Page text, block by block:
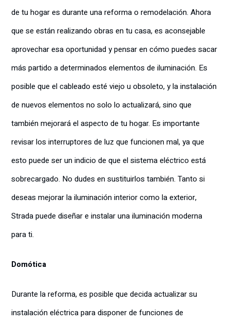
de tu hogar es durante una reforma o remodelación. Ahora
que se están realizando obras en tu casa, es aconsejable
aprovechar esa oportunidad y pensar en cómo puedes sacar
más partido a determinados elementos de iluminación. Es
posible que el cableado esté viejo u obsoleto, y la instalación
de nuevos elementos no solo lo actualizará, sino que
también mejorará el aspecto de tu hogar. Es importante
revisar los interruptores de luz que funcionen mal, ya que
esto puede ser un indicio de que el sistema eléctrico está
sobrecargado. No dudes en sustituirlos también. Tanto si
deseas mejorar la iluminación interior como la exterior,
Strada puede diseñar e instalar una iluminación moderna
para ti.
Domótica
Durante la reforma, es posible que decida actualizar su
instalación eléctrica para disponer de funciones de